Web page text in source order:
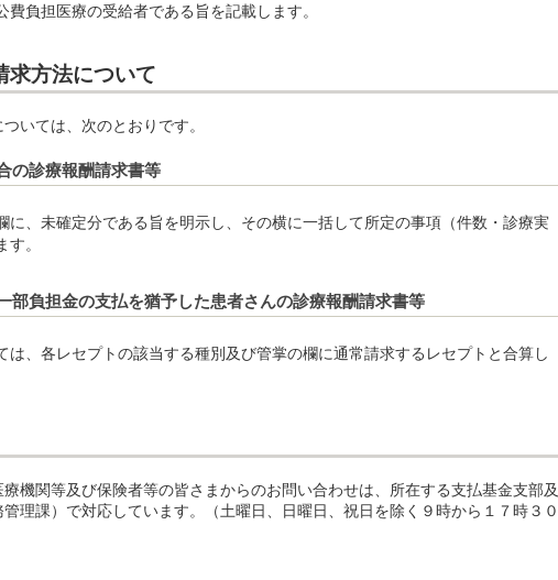
費負担医療の受給者である旨を記載します。
求方法について
いては、次のとおりです。
の診療報酬請求書等
に、未確定分である旨を明示し、その横に一括して所定の事項（件数・診療実
す。
部負担金の支払を猶予した患者さんの診療報酬請求書等
は、各レセプトの該当する種別及び管掌の欄に通常請求するレセプトと合算し
機関等及び保険者等の皆さまからのお問い合わせは、所在する支払基金支部及
理課）で対応しています。（土曜日、日曜日、祝日を除く９時から１７時３０